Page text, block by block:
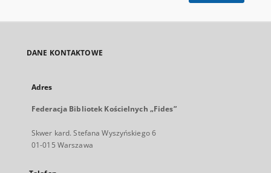
DANE KONTAKTOWE
Adres
Federacja Bibliotek Kościelnych „Fides”
Skwer kard. Stefana Wyszyńskiego 6
01-015 Warszawa